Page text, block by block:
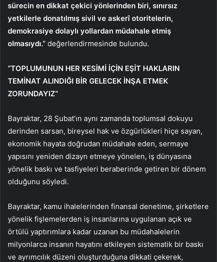
sürecin en dikkat çekici yönlerinden biri, sınırsız
yetkilerle donatılmış sivil ve askerî otoritelerin,
demokrasiye dolaylı yollardan müdahale etmiş
olmasıydı.” değerlendirmesinde bulundu.
“TOPLUMUNUN HER KESİMİ İÇİN EŞİT HAKLARIN
TEMİNAT ALINDIĞI BİR GELECEK İNŞA ETMEK
ZORUNDAYIZ”
Bayraktar, 28 Şubat’ın aynı zamanda toplumsal dokuyu
derinden sarsan, bireysel hak ve özgürlükleri hiçe sayan,
ekonomik hayata doğrudan müdahale eden, sermaye
yapısını yeniden dizayn etmeye yönelen, iş dünyasına
yönelik baskı ve tasfiyeleri beraberinde getiren bir dönem
olduğunu söyledi.
Bayraktar, kamu ihalelerinden finansal denetime, şirketlere
yönelik fişlemelerden iş insanlarına uygulanan açık ve
örtülü yaptırımlara kadar uzanan bu müdahalelerin
milyonlarca insanın hayatını etkileyen sistematik bir baskı
ve ayrımcılık düzeni oluşturduğuna dikkati çekerek,